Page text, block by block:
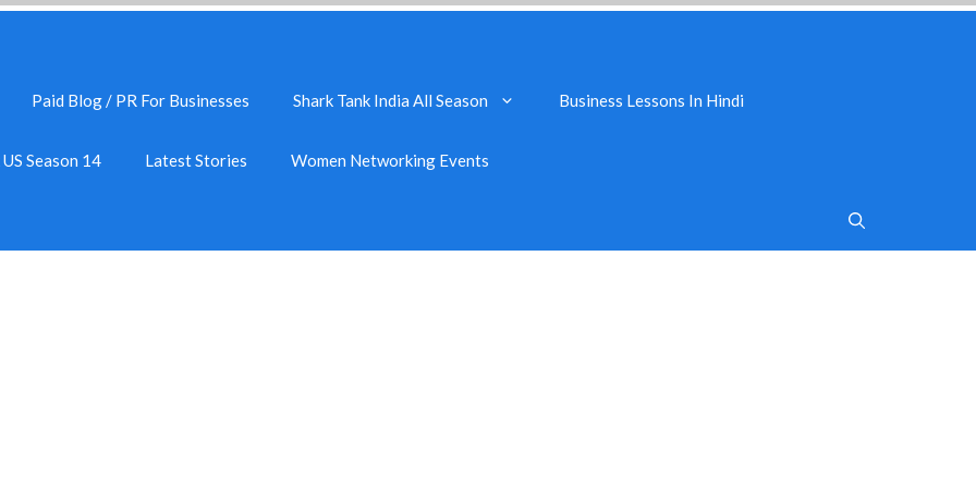
Paid Blog / PR For Businesses Shark Tank India All Season Business Lessons In Hindi
Season 14 Latest Stories Women Networking Events